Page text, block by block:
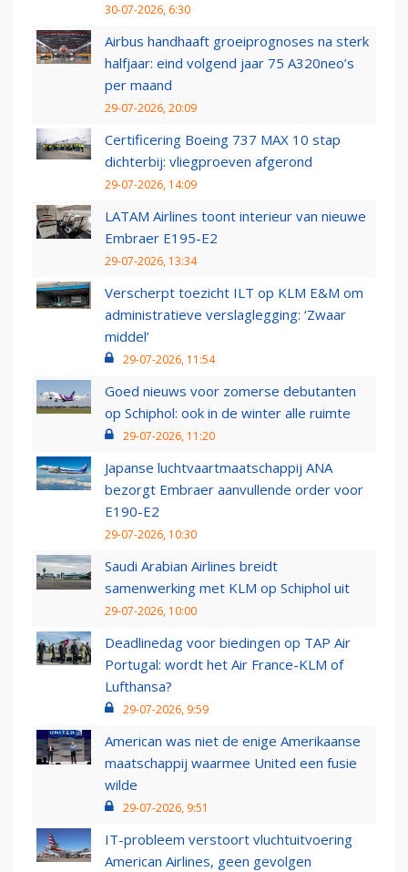
30-07-2026, 6:30
Airbus handhaaft groeiprognoses na sterk
halfjaar: eind volgend jaar 75 A320neo’s
per maand
29-07-2026, 20:09
Certificering Boeing 737 MAX 10 stap
dichterbij: vliegproeven afgerond
29-07-2026, 14:09
LATAM Airlines toont interieur van nieuwe
Embraer E195-E2
29-07-2026, 13:34
Verscherpt toezicht ILT op KLM E&M om
administratieve verslaglegging: ‘Zwaar
middel’
29-07-2026, 11:54
Goed nieuws voor zomerse debutanten
op Schiphol: ook in de winter alle ruimte
29-07-2026, 11:20
Japanse luchtvaartmaatschappij ANA
bezorgt Embraer aanvullende order voor
E190-E2
29-07-2026, 10:30
Saudi Arabian Airlines breidt
samenwerking met KLM op Schiphol uit
29-07-2026, 10:00
Deadlinedag voor biedingen op TAP Air
Portugal: wordt het Air France-KLM of
Lufthansa?
29-07-2026, 9:59
American was niet de enige Amerikaanse
maatschappij waarmee United een fusie
wilde
29-07-2026, 9:51
IT-probleem verstoort vluchtuitvoering
American Airlines, geen gevolgen